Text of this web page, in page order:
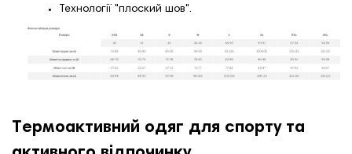
Технології "плоский шов".
Термоактивний одяг для спорту та